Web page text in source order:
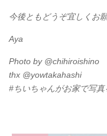
今後ともどうぞ宜しくお
Aya
Photo by @chihiroishino
thx @yowtakahashi
#ちいちゃんがお家で写